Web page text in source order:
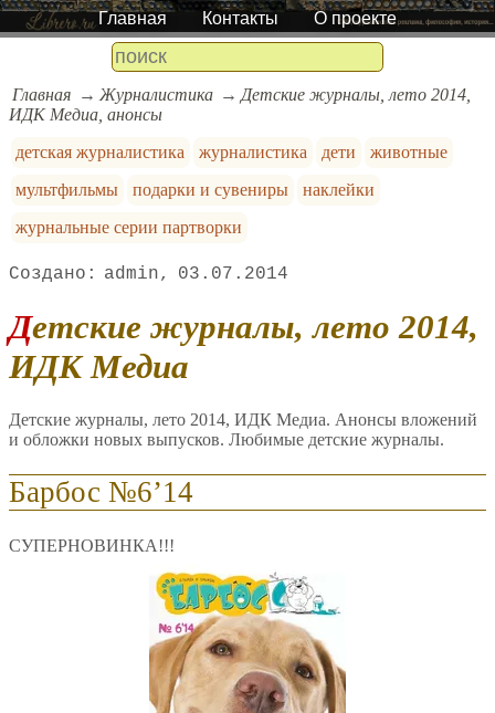
Главная Контакты О проекте
Главная Журналистика
Детские журналы, лето 2014,
ИДК Медиа, анонсы
детская журналистика
журналистика дети
животные
мультфильмы
подарки и сувениры
наклейки
журнальные серии партворки
admin 03.07.2014
Детские журналы, лето 2014,
ИДК Медиа
Детские журналы, лето 2014, ИДК Медиа. Анонсы вложений
и обложки новых выпусков. Любимые детские журналы.
Барбос №6’14
СУПЕРНОВИНКА!!!